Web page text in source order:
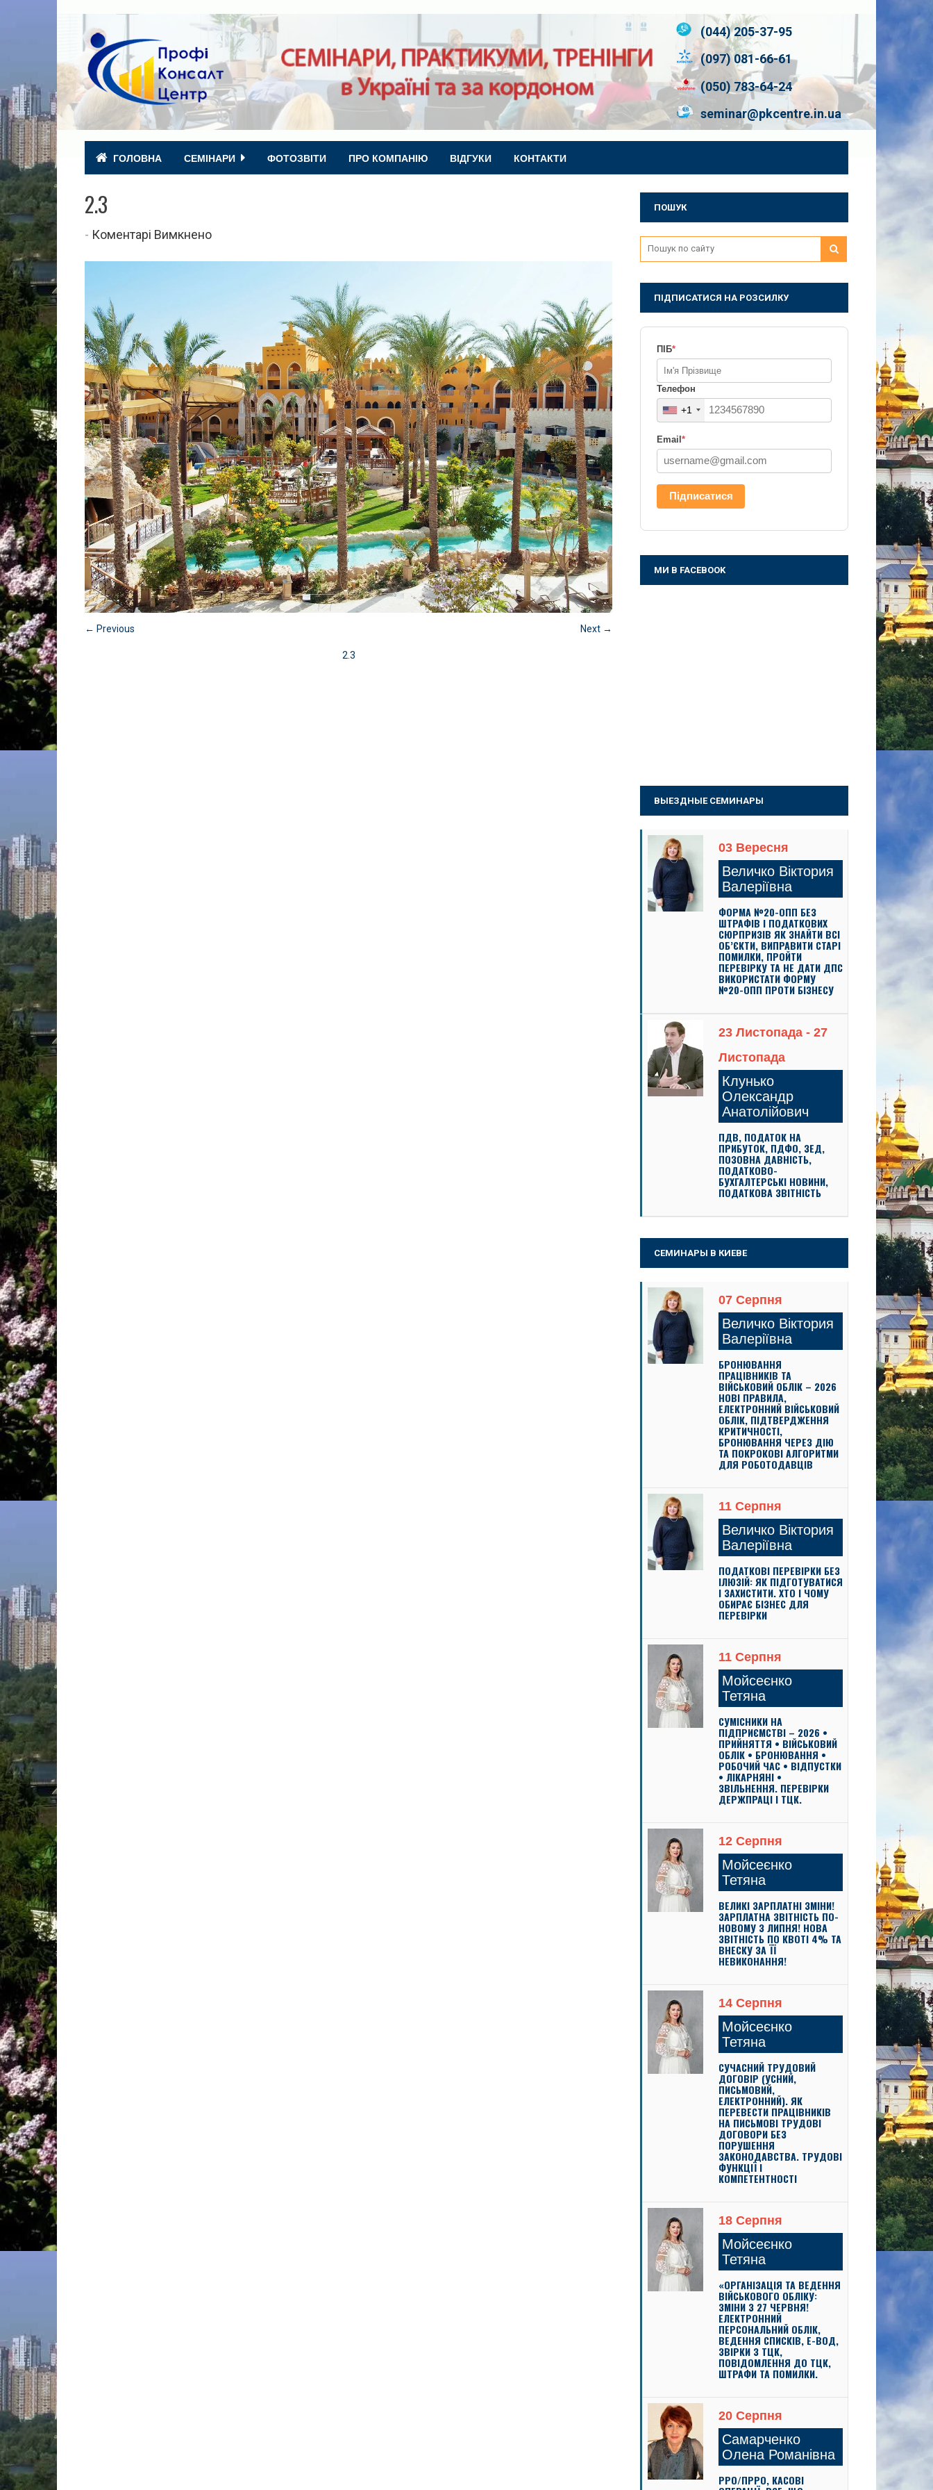
(044) 205-37-95
(097) 081-66-61
(050) 783-64-24
seminar@pkcentre.in.ua
ГОЛОВНА СЕМІНАРИ ФОТОЗВІТИ ПРО КОМПАНІЮ ВІДГУКИ КОНТАКТИ
2.3
- Коментарі Вимкненодо
2.3
← Previous Next →
2.3
ПОШУК
ПІДПИСАТИСЯ НА РОЗСИЛКУ
ПІБ*
Телефон
+1
Email *
Підписатися
МИ В FACEBOOK
ВЫЕЗДНЫЕ СЕМИНАРЫ
03 Вересня
Величко Віктория
Валеріївна
ФОРМА №20-ОПП БЕЗ
ШТРАФІВ І ПОДАТКОВИХ
СЮРПРИЗІВ ЯК ЗНАЙТИ ВСІ
ОБ’ЄКТИ, ВИПРАВИТИ СТАРІ
ПОМИЛКИ, ПРОЙТИ
ПЕРЕВІРКУ ТА НЕ ДАТИ ДПС
ВИКОРИСТАТИ ФОРМУ
№20-ОПП ПРОТИ БІЗНЕСУ
23 Листопада - 27
Листопада
Клунько
Олександр
Анатолійович
ПДВ, ПОДАТОК НА
ПРИБУТОК, ПДФО, ЗЕД,
ПОЗОВНА ДАВНІСТЬ,
ПОДАТКОВО-
БУХГАЛТЕРСЬКІ НОВИНИ,
ПОДАТКОВА ЗВІТНІСТЬ
СЕМИНАРЫ В КИЕВЕ
07 Серпня
Величко Віктория
Валеріївна
БРОНЮВАННЯ
ПРАЦІВНИКІВ ТА
ВІЙСЬКОВИЙ ОБЛІК – 2026
НОВІ ПРАВИЛА,
ЕЛЕКТРОННИЙ ВІЙСЬКОВИЙ
ОБЛІК, ПІДТВЕРДЖЕННЯ
КРИТИЧНОСТІ,
БРОНЮВАННЯ ЧЕРЕЗ ДІЮ
ТА ПОКРОКОВІ АЛГОРИТМИ
ДЛЯ РОБОТОДАВЦІВ
11 Серпня
Величко Віктория
Валеріївна
ПОДАТКОВІ ПЕРЕВІРКИ БЕЗ
ІЛЮЗІЙ: ЯК ПІДГОТУВАТИСЯ
І ЗАХИСТИТИ. ХТО І ЧОМУ
ОБИРАЄ БІЗНЕС ДЛЯ
ПЕРЕВІРКИ
11 Серпня
Мойсеєнко
Тетяна
СУМІСНИКИ НА
ПІДПРИЄМСТВІ – 2026 •
ПРИЙНЯТТЯ • ВІЙСЬКОВИЙ
ОБЛІК • БРОНЮВАННЯ •
РОБОЧИЙ ЧАС • ВІДПУСТКИ
• ЛІКАРНЯНІ •
ЗВІЛЬНЕННЯ. ПЕРЕВІРКИ
ДЕРЖПРАЦІ І ТЦК.
12 Серпня
Мойсеєнко
Тетяна
ВЕЛИКІ ЗАРПЛАТНІ ЗМІНИ!
ЗАРПЛАТНА ЗВІТНІСТЬ ПО-
НОВОМУ З ЛИПНЯ! НОВА
ЗВІТНІСТЬ ПО КВОТІ 4% ТА
ВНЕСКУ ЗА ЇЇ
НЕВИКОНАННЯ!
14 Серпня
Мойсеєнко
Тетяна
СУЧАСНИЙ ТРУДОВИЙ
ДОГОВІР (УСНИЙ,
ПИСЬМОВИЙ,
ЕЛЕКТРОННИЙ). ЯК
ПЕРЕВЕСТИ ПРАЦІВНИКІВ
НА ПИСЬМОВІ ТРУДОВІ
ДОГОВОРИ БЕЗ
ПОРУШЕННЯ
ЗАКОНОДАВСТВА. ТРУДОВІ
ФУНКЦІЇ І
КОМПЕТЕНТНОСТІ
18 Серпня
Мойсеєнко
Тетяна
«ОРГАНІЗАЦІЯ ТА ВЕДЕННЯ
ВІЙСЬКОВОГО ОБЛІКУ:
ЗМІНИ З 27 ЧЕРВНЯ!
ЕЛЕКТРОННИЙ
ПЕРСОНАЛЬНИЙ ОБЛІК,
ВЕДЕННЯ СПИСКІВ, Е-ВОД,
ЗВІРКИ З ТЦК,
ПОВІДОМЛЕННЯ ДО ТЦК,
ШТРАФИ ТА ПОМИЛКИ.
20 Серпня
Самарченко
Олена Романівна
РРО/ПРРО, КАСОВІ